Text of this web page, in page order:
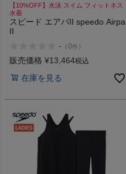
【10%OFF】水泳 スイム フィットネス
水着
スピード エアパII speedo Airpa
II
- （0件 ）
販売価格 ¥13,464税込
在庫を見る